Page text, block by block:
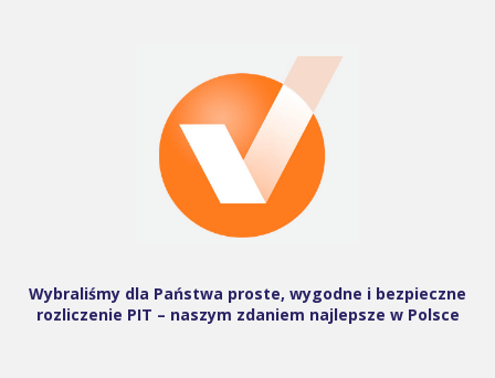
Wybraliśmy dla Państwa proste, wygodne i bezpieczne
rozliczenie PIT – naszym zdaniem najlepsze w Polsce